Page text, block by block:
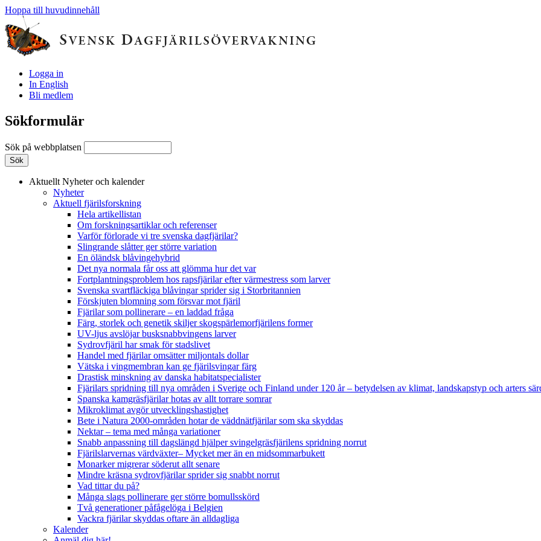
Hoppa till huvudinnehåll
Logga in
In English
Bli medlem
Sökformulär
Sök på webbplatsen
Aktuellt Nyheter och kalender
Nyheter
Aktuell fjärilsforskning
Hela artikellistan
Om forskningsartiklar och referenser
Varför förlorade vi tre svenska dagfjärilar?
Slingrande slåtter ger större variation
En öländsk blåvingehybrid
Det nya normala får oss att glömma hur det var
Fortplantningsproblem hos rapsfjärilar efter värmestress som larver
Svenska svartfläckiga blåvingar sprider sig i Storbritannien
Förskjuten blomning som försvar mot fjäril
Fjärilar som pollinerare – en laddad fråga
Färg, storlek och genetik skiljer skogspärlemorfjärilens former
UV-ljus avslöjar busksnabbvingens larver
Sydrovfjäril har smak för stadslivet
Handel med fjärilar omsätter miljontals dollar
Vätska i vingmembran kan ge fjärilsvingar färg
Drastisk minskning av danska habitatspecialister
Fjärilars spridning till nya områden i Sverige och Finland under 120 år– betydelsen av klimat, landskapstyp och arters
Spanska kamgräsfjärilar hotas av allt torrare somrar
Mikroklimat avgör utvecklingshastighet
Bete i Natura 2000-områden hotar de väddnätfjärilar som ska skyddas
Nektar – tema med många variationer
Snabb anpassning till dagslängd hjälper svingelgräsfjärilens spridning norrut
Fjärilslarvernas värdväxter– Mycket mer än en midsommarbukett
Monarker migrerar söderut allt senare
Mindre kräsna sydrovfjärilar sprider sig snabbt norrut
Vad tittar du på?
Många slags pollinerare ger större bomullsskörd
Två generationer påfågelöga i Belgien
Vackra fjärilar skyddas oftare än alldagliga
Kalender